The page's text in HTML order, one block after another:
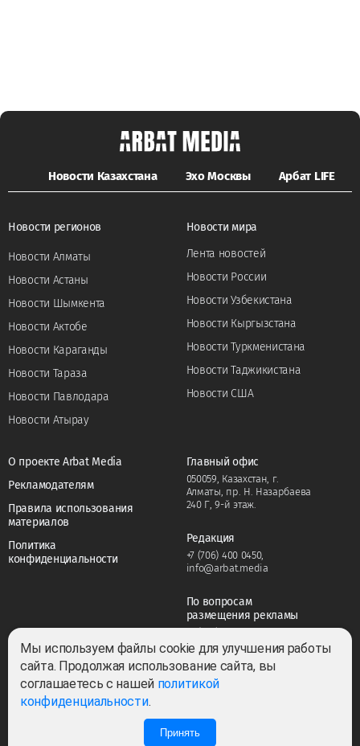
Новости Казахстана Эхо Москвы Арбат LIFE
Новости регионов
Новости Алматы
Новости Астаны
Новости Шымкента
Новости Актобе
Новости Караганды
Новости Тараза
Новости Павлодара
Новости Атырау
Новости мира
Лента новостей
Новости России
Новости Узбекистана
Новости Кыргызстана
Новости Туркменистана
Новости Таджикистана
Новости США
О проекте Arbat Media
Рекламодателям
Правила использования
материалов
Политика
конфиденциальности
Главный офис
050059, Казахстан, г.
Алматы, пр. Н. Назарбаева
240 Г, 9-й этаж.
Редакция
+7 (706) 400 0450,
info@arbat.media
По вопросам
размещения рекламы
adv@arbat.media
Мы используем файлы cookie для улучшения работы
сайта. Продолжая использование сайта, вы
соглашаетесь с нашей политикой
конфиденциальности.
Принять